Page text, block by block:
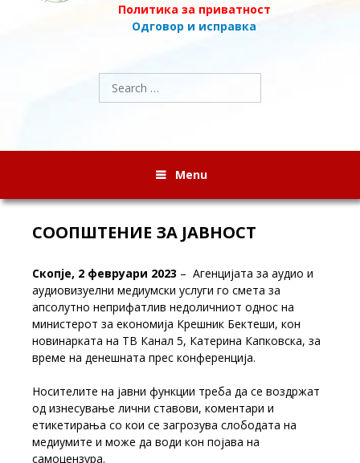
Политика за приватност
Одговор и исправка
Search
for:
Menu
СООПШТЕНИЕ ЗА ЈАВНОСТ
Скопје, 2 февруари 2023 – Агенцијата за аудио и
аудиовизуелни медиумски услуги го смета за
апсолутно неприфатлив недоличниот однос на
министерот за економија Крешник Бектеши, кон
новинарката на ТВ Канал 5, Катерина Капковска, за
време на денешната прес конференција.
Носителите на јавни функции треба да се воздржат
од изнесување лични ставови, коментари и
етикетирања со кои се загрозува слободата на
медиумите и може да води кон појава на
самоцензура.